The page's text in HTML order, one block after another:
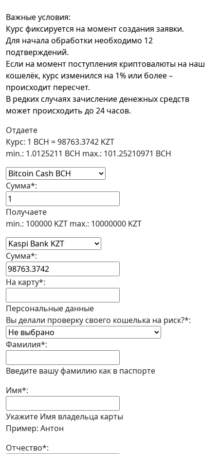
Важные условия:
Курс фиксируется на момент создания заявки.
Для начала обработки необходимо 12
подтверждений.
Если на момент поступления криптовалюты на наш
кошелёк, курс изменился на 1% или более –
происходит пересчет.
В редких случаях зачисление денежных средств
может происходить до 24 часов.
Отдаете
Курс: 1 BCH = 98763.3742 KZT
min.: 1.0125211 BCH max.: 101.25210971 BCH
Сумма*:
Получаете
min.: 100000 KZT max.: 10000000 KZT
Сумма*:
На карту*:
Персональные данные
Вы делали проверку своего кошелька на риск?*:
Фамилия*:
Введите вашу фамилию как в паспорте
Имя*:
Укажите Имя владельца карты
Пример: Антон
Отчество*: